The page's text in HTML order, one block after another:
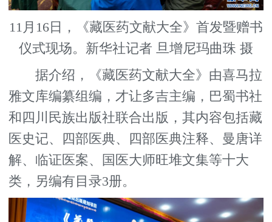
11月16日，《藏医药文献大全》首发暨赠书
仪式现场。新华社记者 旦增尼玛曲珠 摄
据介绍，《藏医药文献大全》由喜马拉
雅文库编纂组编，才让多吉主编，巴蜀书社
和四川民族出版社联合出版，其内容包括藏
医史记、四部医典、四部医典注释、曼唐详
解、临证医案、国医大师旺堆文集等十大
类，另编有目录3册。